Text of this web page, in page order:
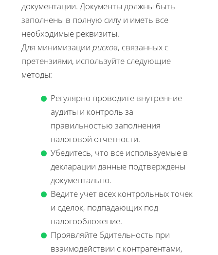
документации. Документы должны быть
заполнены в полную силу и иметь все
необходимые реквизиты.
Для минимизации рисков, связанных с
претензиями, используйте следующие
методы:
Регулярно проводите внутренние
аудиты и контроль за
правильностью заполнения
налоговой отчетности.
Убедитесь, что все используемые в
декларации данные подтверждены
документально.
Ведите учет всех контрольных точек
и сделок, подпадающих под
налогообложение.
Проявляйте бдительность при
взаимодействии с контрагентами,